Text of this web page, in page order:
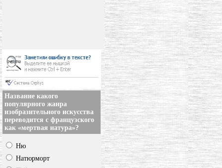
Название какого
популярного жанра
изобразительного искусства
переводится с французского
как «мертвая натура»?
Ню
Натюрморт